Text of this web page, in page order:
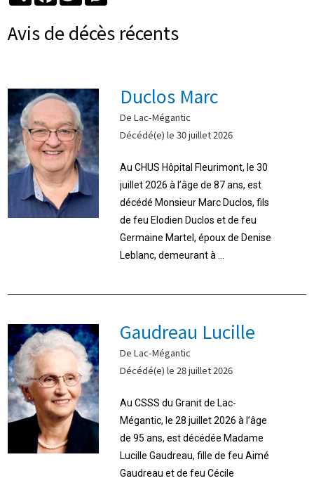
Avis de décès récents
Duclos Marc
De Lac-Mégantic
Décédé(e) le 30 juillet 2026
Au CHUS Hôpital Fleurimont, le 30
juillet 2026 à l’âge de 87 ans, est
décédé Monsieur Marc Duclos, fils
de feu Elodien Duclos et de feu
Germaine Martel, époux de Denise
Leblanc, demeurant à ...
Gaudreau Lucille
De Lac-Mégantic
Décédé(e) le 28 juillet 2026
Au CSSS du Granit de Lac-
Mégantic, le 28 juillet 2026 à l’âge
de 95 ans, est décédée Madame
Lucille Gaudreau, fille de feu Aimé
Gaudreau et de feu Cécile